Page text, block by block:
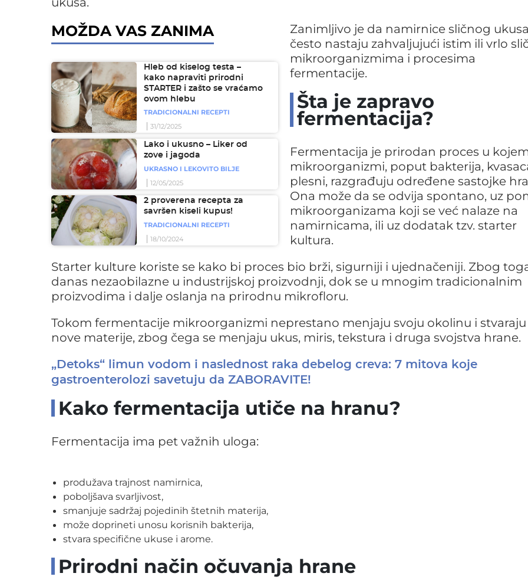
MOŽDA VAS ZANIMA
Hleb od kiselog testa –
kako napraviti prirodni
STARTER i zašto se vraćamo
ovom hlebu
TRADICIONALNI RECEPTI
31/12/2025
Lako i ukusno – Liker od
zove i jagoda
UKRASNO I LEKOVITO BILJE
12/05/2025
2 proverena recepta za
savršen kiseli kupus!
TRADICIONALNI RECEPTI
18/10/2024
Zanimljivo je da namirnice sličnog ukusa
često nastaju zahvaljujući istim ili vrlo
mikroorganizmima i procesima
fermentacije.
Šta je zapravo
fermentacija?
Fermentacija je prirodan proces u
mikroorganizmi, poput bakterija,
plesni, razgrađuju određene sastojke
Ona može da se odvija spontano, uz
mikroorganizama koji se već nalaze na
namirnicama, ili uz dodatak tzv. starter
kultura.
Starter kulture koriste se kako bi proces bio brži, sigurniji i ujednačeniji. Zbog
danas nezaobilazne u industrijskoj proizvodnji, dok se u mnogim tradicionalnim
proizvodima i dalje oslanja na prirodnu mikrofloru.
Tokom fermentacije mikroorganizmi neprestano menjaju svoju okolinu i stvaraju
nove materije, zbog čega se menjaju ukus, miris, tekstura i druga svojstva hrane.
„Detoks“ limun vodom i naslednost raka debelog creva: 7 mitova koje
gastroenterolozi savetuju da ZABORAVITE!
Kako fermentacija utiče na hranu?
Fermentacija ima pet važnih uloga:
produžava trajnost namirnica,
poboljšava svarljivost,
smanjuje sadržaj pojedinih štetnih materija,
može doprineti unosu korisnih bakterija,
stvara specifične ukuse i arome.
Prirodni način očuvanja hrane